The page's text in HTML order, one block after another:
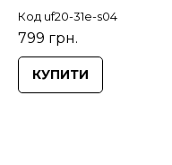
Код uf20-31e-s04
799 грн.
КУПИТИ